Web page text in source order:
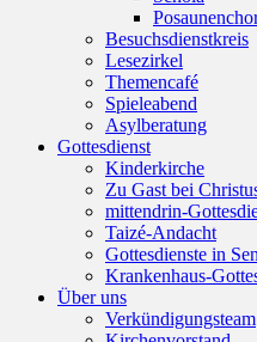
Besuchsdienstkreis
Lesezirkel
Themencafé
Spieleabend
Asylberatung
Gottesdienst
Kinderkirche
Zu Gast bei
mittendrin-
Taizé-Andacht
Gottesdienste in
Krankenhaus-
Über uns
Verkündigungsteam